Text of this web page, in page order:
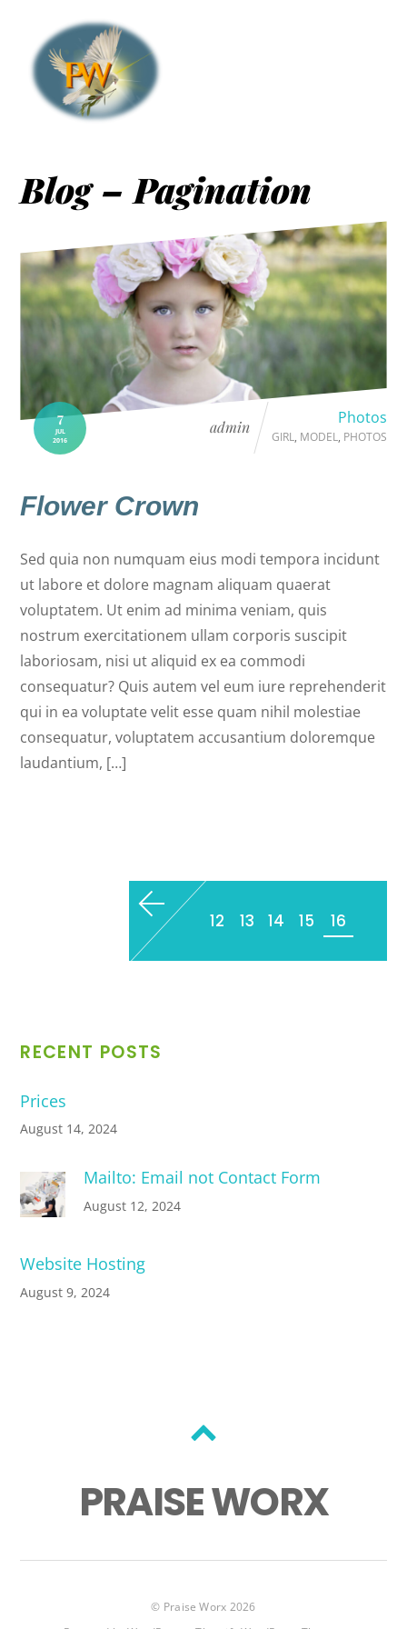
Blog – Pagination
7
JUL
2016
admin Photos
GIRL, MODEL, PHOTOS
Flower Crown
Sed quia non numquam eius modi tempora incidunt
ut labore et dolore magnam aliquam quaerat
voluptatem. Ut enim ad minima veniam, quis
nostrum exercitationem ullam corporis suscipit
laboriosam, nisi ut aliquid ex ea commodi
consequatur? Quis autem vel eum iure reprehenderit
qui in ea voluptate velit esse quam nihil molestiae
consequatur, voluptatem accusantium doloremque
laudantium, […]
12 13 14 15 16
RECENT POSTS
Prices
August 14, 2024
Mailto: Email not Contact Form
August 12, 2024
Website Hosting
August 9, 2024
PRAISE WORX
© Praise Worx 2026